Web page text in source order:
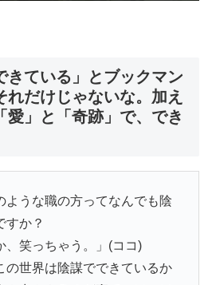
きている」とブックマン
れだけじゃないな。加え
愛」と「奇跡」で、でき
ような職の方ってなんでも陰
すか？
、笑っちゃう。」(ココ)
の世界は陰謀でできているか